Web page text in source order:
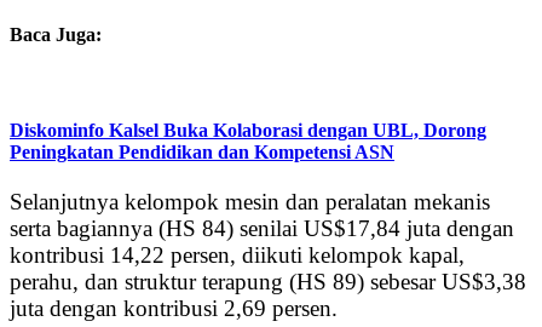
Baca Juga:
Diskominfo Kalsel Buka Kolaborasi dengan UBL, Dorong
Peningkatan Pendidikan dan Kompetensi ASN
Selanjutnya kelompok mesin dan peralatan mekanis
serta bagiannya (HS 84) senilai US$17,84 juta dengan
kontribusi 14,22 persen, diikuti kelompok kapal,
perahu, dan struktur terapung (HS 89) sebesar US$3,38
juta dengan kontribusi 2,69 persen.